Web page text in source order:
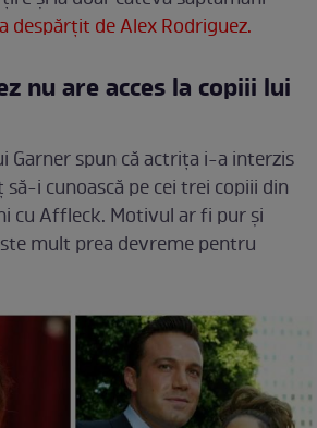
despărțit de Alex Rodriguez.
nu are acces la copiii lui
Garner spun că actrița i-a interzis
i cunoască pe cei trei copiii din
cu Affleck. Motivul ar fi pur și
mult prea devreme pentru